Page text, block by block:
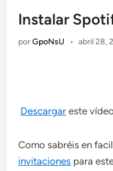
Instalar
porGpoNsU • abril 28,
Descargar este
Como sabréis en
invitaciones para